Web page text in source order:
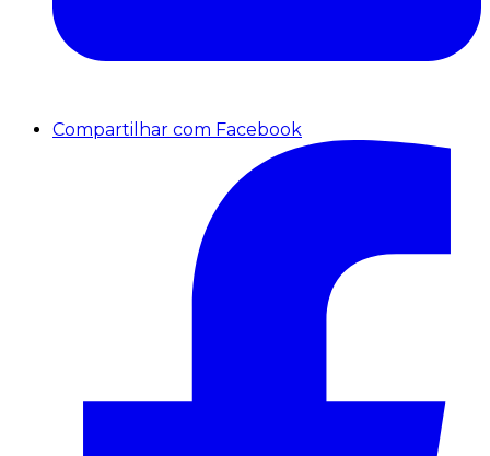
Compartilhar com Facebook